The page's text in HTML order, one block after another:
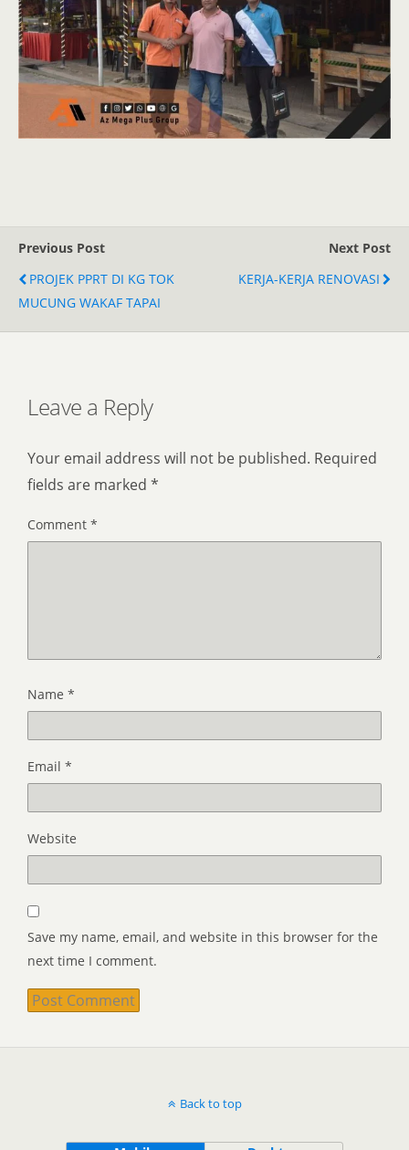
Previous Post
PROJEK PPRT DI KG TOK
MUCUNG WAKAF TAPAI
Next Post
KERJA-KERJA RENOVASI
Leave a Reply
Your email address will not be published. Required
fields are marked *
Comment *
Name *
Email *
Website
Save my name, email, and website in this browser for the
next time I comment.
Back to top